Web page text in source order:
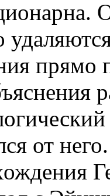
прямо
от